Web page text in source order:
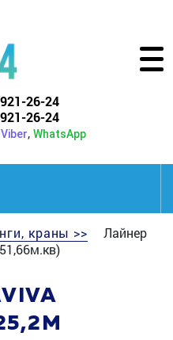
26-24
26-24
Viber, WhatsApp
краны >>
Лайнер